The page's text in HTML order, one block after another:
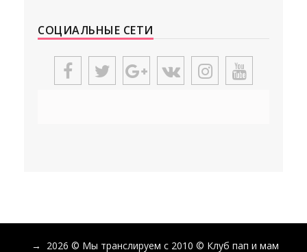
СОЦИАЛЬНЫЕ СЕТИ
→ 2026 © Мы транслируем с 2010 © Клуб пап и мам